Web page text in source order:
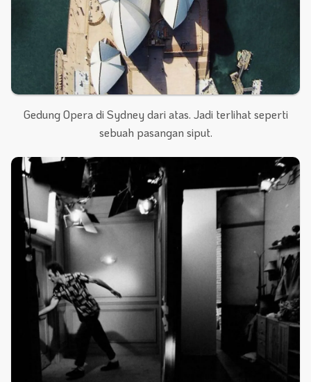
Gedung Opera di Sydney dari atas. Jadi terlihat seperti
sebuah pasangan siput.